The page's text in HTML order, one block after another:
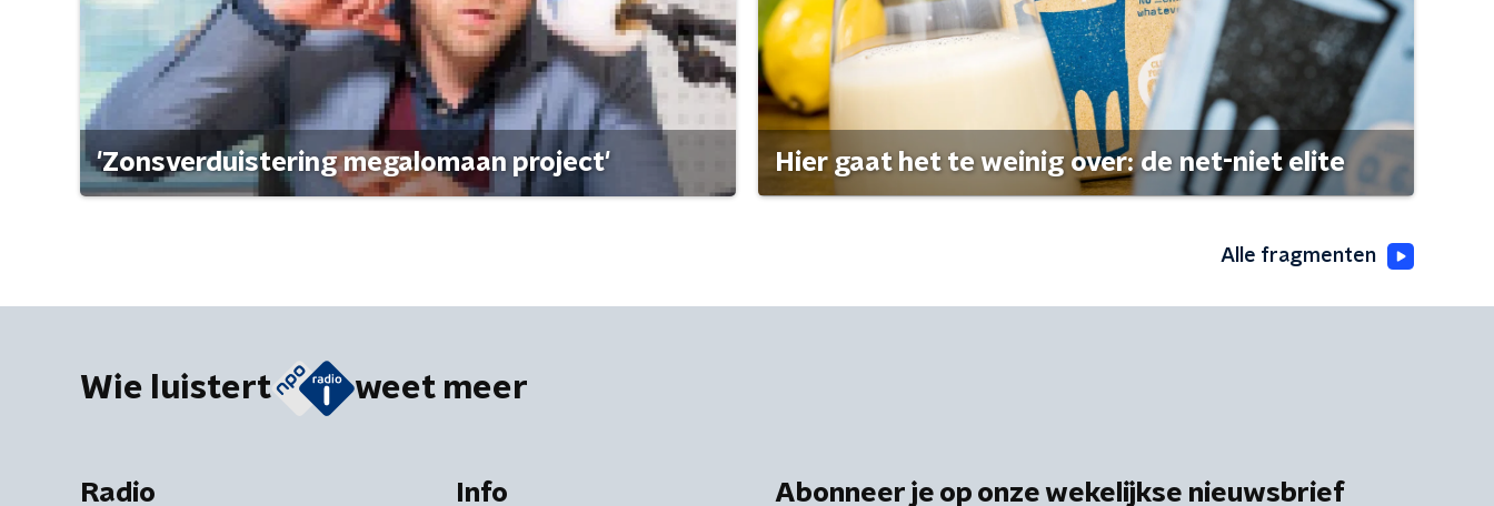
'Zonsverduistering megalomaan project' Hier gaat het te weinig over: de net-niet elite
Alle fragmenten
Wie luistert weet meer
Radio Info Abonneer je op onze wekelijkse nieuwsbrief